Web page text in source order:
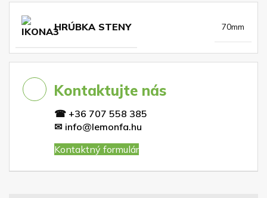
HRÚBKA STENY 70mm
Kontaktujte nás
☎ +36 707 558 385
✉ info@lemonfa.hu
Kontaktný formulár